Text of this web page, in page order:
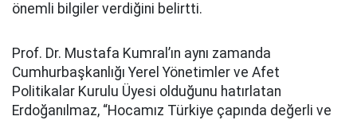
önemli bilgiler verdiğini belirtti.
Prof. Dr. Mustafa Kumral’ın aynı zamanda
Cumhurbaşkanlığı Yerel Yönetimler ve Afet
Politikalar Kurulu Üyesi olduğunu hatırlatan
Erdoğanılmaz, “Hocamız Türkiye çapında değerli ve